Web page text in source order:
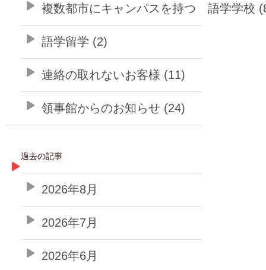
複数都市にキャンパスを持つ 語学学校
語学留学 (2)
連絡の取れないお客様 (11)
領事館からのお知らせ (24)
過去の記事
2026年8月
2026年7月
2026年6月